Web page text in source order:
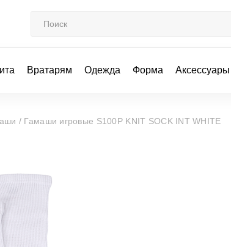
Вратарям Одежда Форма Аксессуары
/ Гамаши игровые S100P KNIT SOCK INT WHITE